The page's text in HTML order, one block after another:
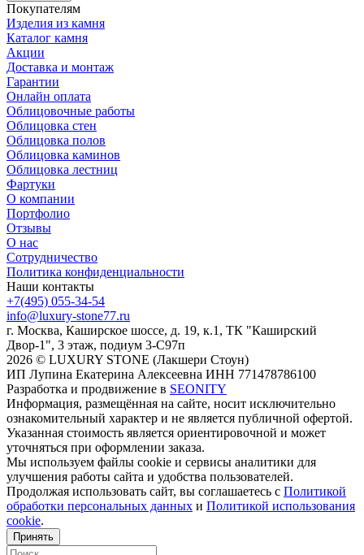
Покупателям
Изделия из камня
Каталог камня
Акции
Доставка и монтаж
Гарантии
Онлайн оплата
Облицовочные работы
Облицовка стен
Облицовка полов
Облицовка каминов
Облицовка лестниц
Фартуки
О компании
Портфолио
Отзывы
О нас
Сотрудничество
Политика конфиденциальности
Наши контакты
+7(495) 055-34-54
info@luxury-stone77.ru
г. Москва, Каширское шоссе, д. 19, к.1, ТК "Каширский
Двор-1", 3 этаж, подиум 3-С97п
2026 © LUXURY STONE (Лакшери Стоун)
ИП Лупина Екатерина Алексеевна ИНН 771478786100
Разработка и продвижение в SEONITY
Информация, размещённая на сайте, носит исключительно
ознакомительный характер и не является публичной офертой.
Указанная стоимость является ориентировочной и может
уточняться при оформлении заказа.
Мы используем файлы cookie и сервисы аналитики для
улучшения работы сайта и удобства пользователей.
Продолжая использовать сайт, вы соглашаетесь с Политикой
обработки персональных данных и Политикой использования
cookie.
Принять